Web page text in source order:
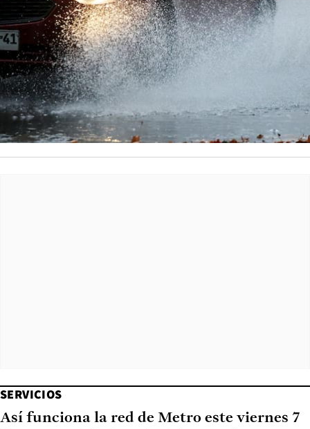
SERVICIOS
Así funciona la red de Metro este viernes 7